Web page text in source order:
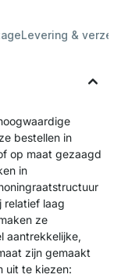
Levering &
bestellen in
op maat gezaagd
in
relatief laag
ze
aantrekkelijke,
zijn gemaakt
uit te kiezen: